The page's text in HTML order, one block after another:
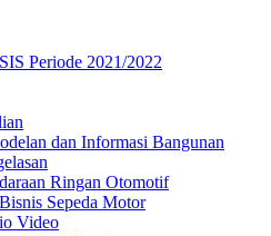
Periode 2021/2022
dan Informasi Bangunan
Ringan Otomotif
Sepeda Motor
Video